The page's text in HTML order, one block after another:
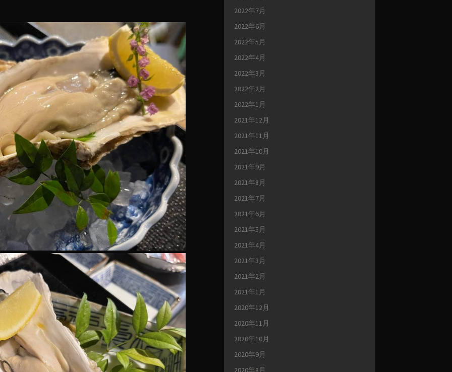
2022年7月
2022年6月
2022年5月
2022年4月
2022年3月
2022年2月
2022年1月
2021年12月
2021年11月
2021年10月
2021年9月
2021年8月
2021年7月
2021年6月
2021年5月
2021年4月
2021年3月
2021年2月
2021年1月
2020年12月
2020年11月
2020年10月
2020年9月
2020年8月